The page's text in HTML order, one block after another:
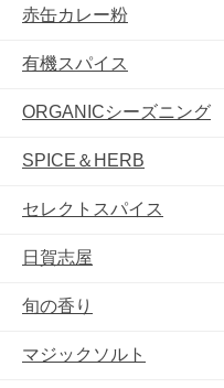
赤缶カレー粉
有機スパイス
ORGANICシーズニング
SPICE＆HERB
セレクトスパイス
日賀志屋
旬の香り
マジックソルト